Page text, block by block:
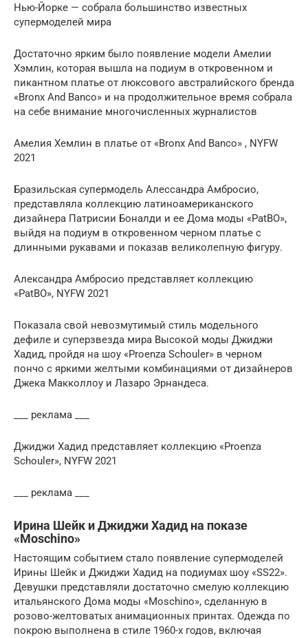
Нью-Йорке — собрала большинство известных
супермоделей мира
Достаточно ярким было появление модели Амелии
Хэмлин, которая вышла на подиум в откровенном и
пикантном платье от люксового австралийского бренда
«Bronx And Banco» и на продолжительное время собрала
на себе внимание многочисленных журналистов
Амелия Хемлин в платье от «Bronx And Banco» , NYFW
2021
Бразильская супермодель Алессандра Амбросио,
представляла коллекцию латиноамериканского
дизайнера Патрисии Боналди и ее Дома моды «PatBO»,
выйдя на подиум в откровенном черном платье с
длинными рукавами и показав великолепную фигуру.
Александра Амбросио представляет коллекцию
«PatBO», NYFW 2021
Показала свой невозмутимый стиль модельного
дефиле и суперзвезда мира Высокой моды Джиджи
Хадид, пройдя на шоу «Proenza Schouler» в черном
пончо с яркими желтыми комбинациями от дизайнеров
Джека Макколлоу и Лазаро Эрнандеса.
___ реклама ___
Джиджи Хадид представляет коллекцию «Proenza
Schouler», NYFW 2021
___ реклама ___
Ирина Шейк и Джиджи Хадид на показе
«Moschino»
Настоящим событием стало появление супермоделей
Ирины Шейк и Джиджи Хадид на подиумах шоу «SS22».
Девушки представляли достаточно смелую коллекцию
итальянского Дома моды «Moschino», сделанную в
розово-желтоватых анимационных принтах. Одежда по
покрою выполнена в стиле 1960-х годов, включая